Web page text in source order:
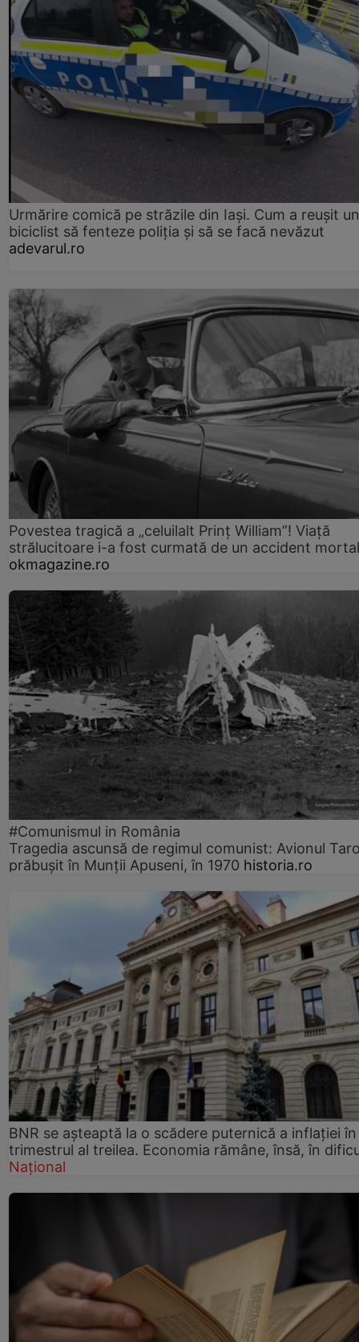
Urmărire comică pe străzile din Iași. Cum a reușit un
biciclist să fenteze poliția și să se facă nevăzut
adevarul.ro
Povestea tragică a „celuilalt Prinț William”! Viață
strălucitoare i-a fost curmată de un accident mortal
okmagazine.ro
#Comunismul in România
Tragedia ascunsă de regimul comunist: Avionul
prăbușit în Munții Apuseni, în 1970 historia.ro
BNR se așteaptă la o scădere puternică a inflației în
trimestrul al treilea. Economia rămâne, însă, în
Național